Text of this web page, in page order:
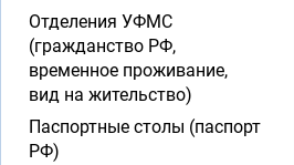
Отделения УФМС
(гражданство РФ,
временное проживание,
вид на жительство)
Паспортные столы (паспорт
РФ)